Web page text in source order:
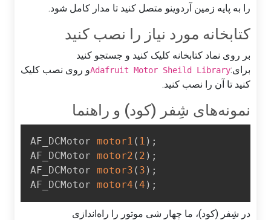
را به پایه زمین آردوینو متصل کنید تا مدار کامل شود.
کتابخانه مورد نیاز را نصب کنید
بر روی نماد کتابخانه کلیک کنید و جستجو کنید
برای:Adafruit Motor Sheild Libraryو روی نصب کلیک
کنید تا آن را نصب کنید.
نمونه‌های شِفر (کود) و راهنما
AF_DCMotor motor1 ( 1 )
AF_DCMotor motor2( 2 )
AF_DCMotor motor3( 3 )
AF_DCMotor motor4( 4 )
در شِفر (کود)، ما چهار شی موتور را راه‌اندازی